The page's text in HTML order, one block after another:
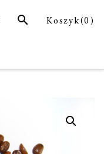
Koszyk(0)
SZUKAJ